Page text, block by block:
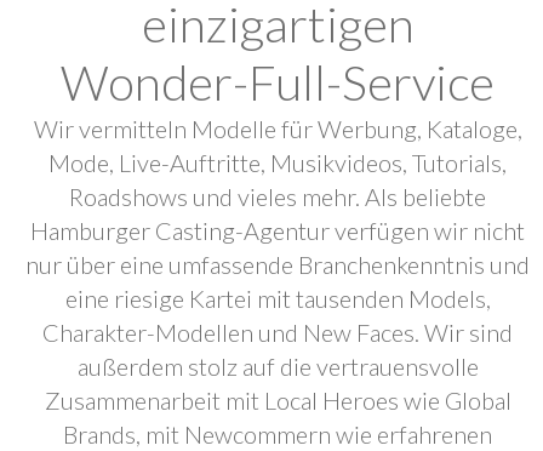
einzigartigen
Wonder-Full-Service
Wir vermitteln Modelle für Werbung, Kataloge,
Mode, Live-Auftritte, Musikvideos, Tutorials,
Roadshows und vieles mehr. Als beliebte
Hamburger Casting-Agentur verfügen wir nicht
nur über eine umfassende Branchenkenntnis und
eine riesige Kartei mit tausenden Models,
Charakter-Modellen und New Faces. Wir sind
außerdem stolz auf die vertrauensvolle
Zusammenarbeit mit Local Heroes wie Global
Brands, mit Newcommern wie erfahrenen